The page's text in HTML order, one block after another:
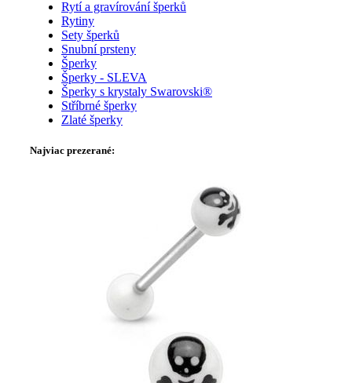
Rytí a gravírování šperků
Rytiny
Sety šperků
Snubní prsteny
Šperky
Šperky - SLEVA
Šperky s krystaly Swarovski®
Stříbrné šperky
Zlaté šperky
Najviac prezerané: